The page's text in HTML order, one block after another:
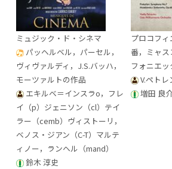
ミュジック・ド・シネマ
パッヘルベル，パーセル，
ヴィヴァルディ，J.S.バッハ，
モーツァルトの作品
エキルベ＝インスラo，フレ
イ（p）ジェニソン（cl）テイ
ラー（cemb）ヴィストーリ，
ベノス・ジアン（C-T）マルテ
ィノー，ランヘル（mand）
鈴木 淳史
プロコフ
番，ミャ
フォニエ
V.ペト
増田 良